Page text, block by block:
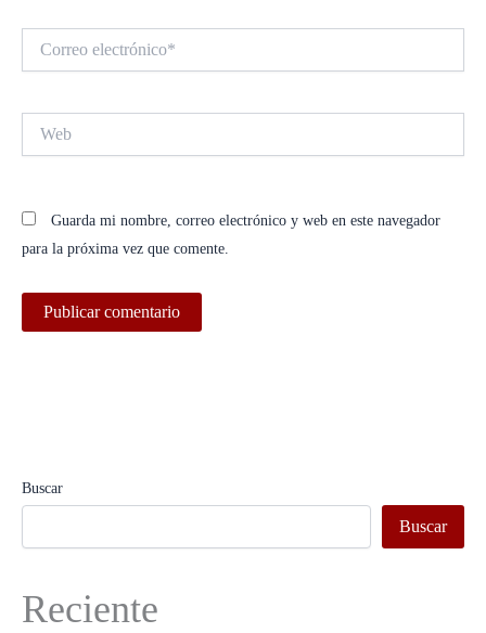
electrónico*
Guarda mi nombre, correo electrónico y web en este navegador
para la próxima vez que comente.
Buscar
Buscar
Reciente